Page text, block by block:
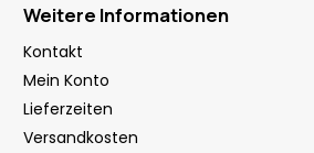
Weitere Informationen
Kontakt
Mein Konto
Lieferzeiten
Versandkosten